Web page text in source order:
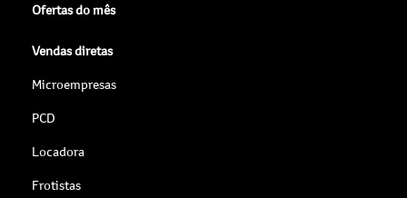
Ofertas do mês
Vendas diretas
Microempresas
PCD
Locadora
Frotistas